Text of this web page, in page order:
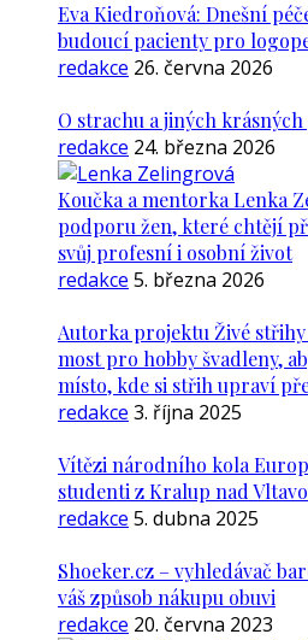
Eva Kiedroňová: Dnešní
budoucí pacienty pro
redakce 26. června 2026
O strachu a jiných
redakce 24. března 2026
Koučka a mentorka Lenka
podporu žen, které chtějí
svůj profesní i osobní život
redakce 5. března 2026
Autorka projektu Živé
most pro hobby švadleny,
místo, kde si střih upraví
redakce 3. října 2025
Vítězi národního kola
studenti z Kralup nad
redakce 5. dubna 2025
Shoeker.cz – vyhledávač
váš způsob nákupu obuvi
redakce 20. června 2023